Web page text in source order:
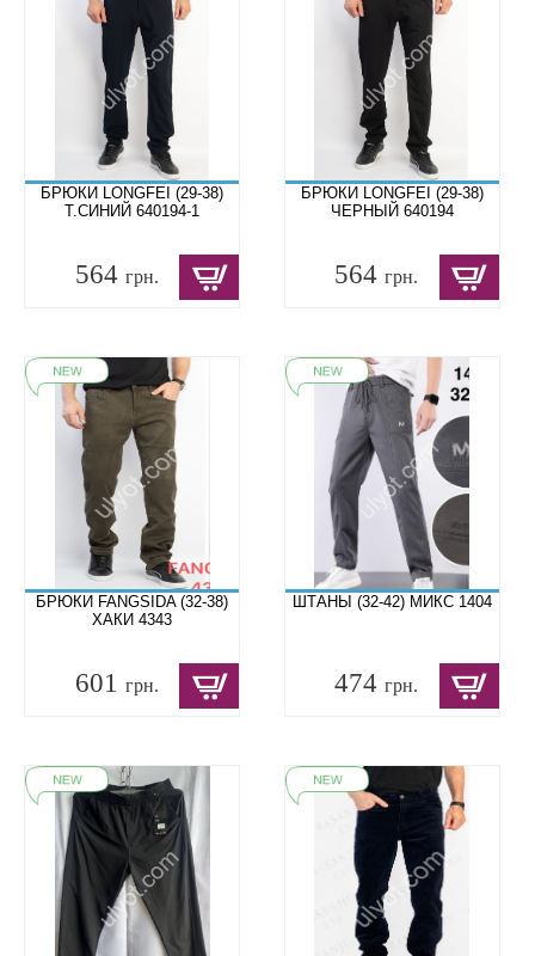
БРЮКИ LONGFEI (29-38)
Т.СИНИЙ 640194-1
564 грн.
БРЮКИ LONGFEI (29-38)
ЧЕРНЫЙ 640194
564грн.
БРЮКИ FANGSIDA (32-38)
ХАКИ 4343
601 грн.
ШТАНЫ (32-42) МИКС 1404
474грн.